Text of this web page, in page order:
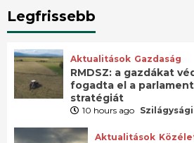
Legfrissebb
Aktualitások Gazdaság
RMDSZ: a gazdákat
fogadta el a
stratégiát
10 hours ago Szilágysági
Aktualitások